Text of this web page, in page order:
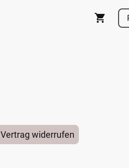
Vertrag widerrufen